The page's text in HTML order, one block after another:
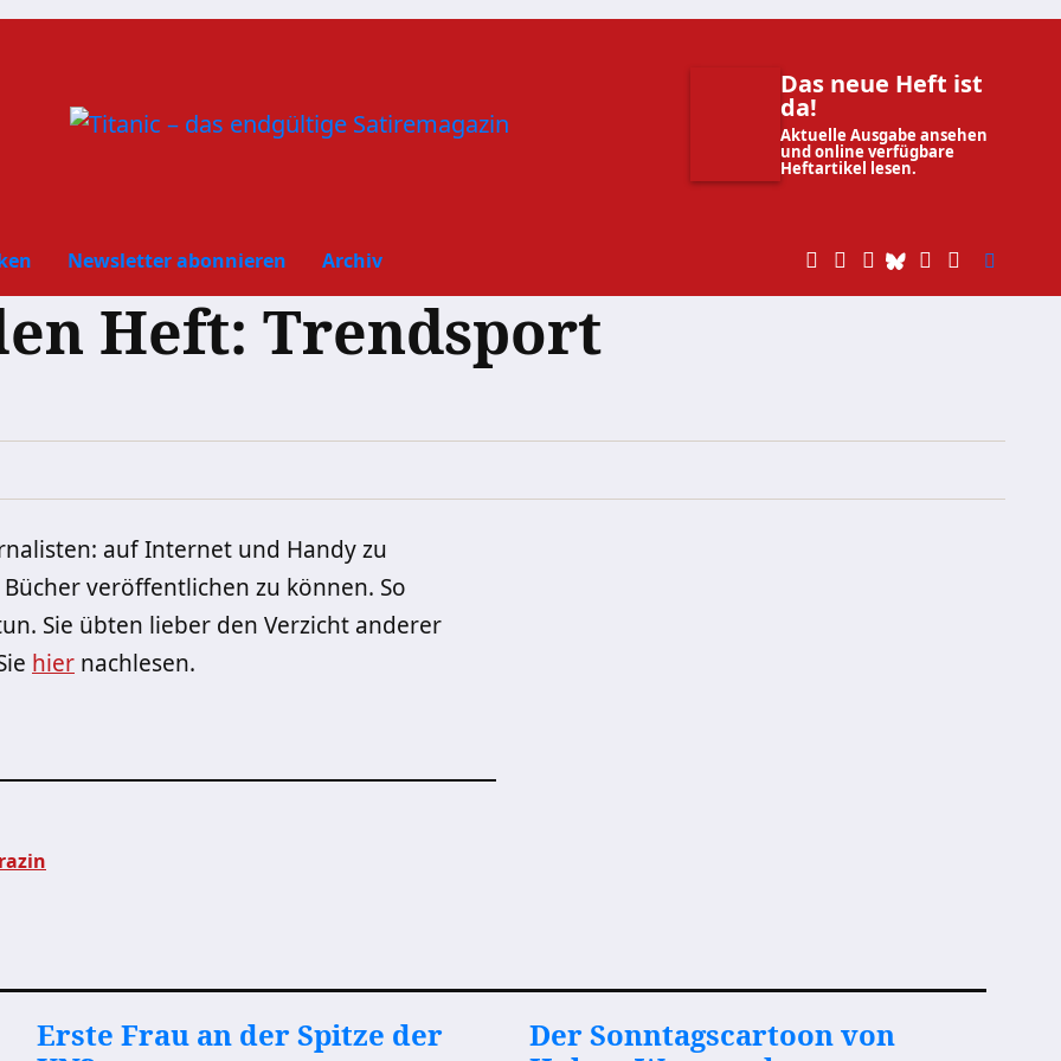
Das neue Heft ist
da!
Aktuelle Ausgabe ansehen
und online verfügbare
Heftartikel lesen.
Newsletter abonnieren Archiv
Heft: Trendsport
auf Internet und Handy zu
veröffentlichen zu können. So
Sie übten lieber den Verzicht anderer
hier nachlesen.
Erste Frau an der Spitze der
Der Sonntagscartoon von